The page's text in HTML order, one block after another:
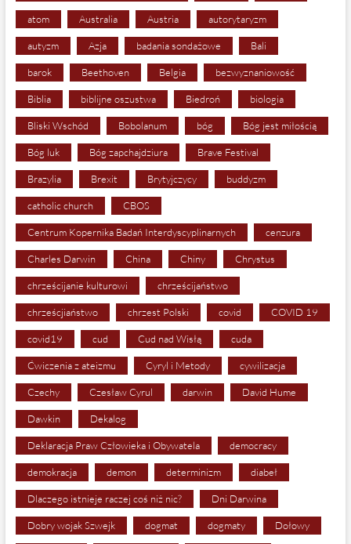
atom Australia Austria autorytaryzm
autyzm Azja badania sondażowe Bali
barok Beethoven Belgia bezwyznaniowość
Biblia biblijne oszustwa Biedroń biologia
Bliski Wschód Bobolanum bóg Bóg jest miłością
Bóg luk Bóg zapchajdziura Brave Festival
Brazylia Brexit Brytyjczycy buddyzm
catholic church CBOS
Centrum Kopernika Badań Interdyscyplinarnych cenzura
Charles Darwin China Chiny Chrystus
chrześcijanie kulturowi chrześcijaństwo
chrześcjiaństwo chrzest Polski covid COVID 19
covid19 cud Cud nad Wisłą cuda
Ćwiczenia z ateizmu Cyryl i Metody cywilizacja
Czechy Czesław Cyrul darwin David Hume
Dawkin Dekalog
Deklaracja Praw Człowieka i Obywatela democracy
demokracja demon determinizm diabeł
Dlaczego istnieje raczej coś niż nic? Dni Darwina
Dobry wojak Szwejk dogmat dogmaty Dołowy